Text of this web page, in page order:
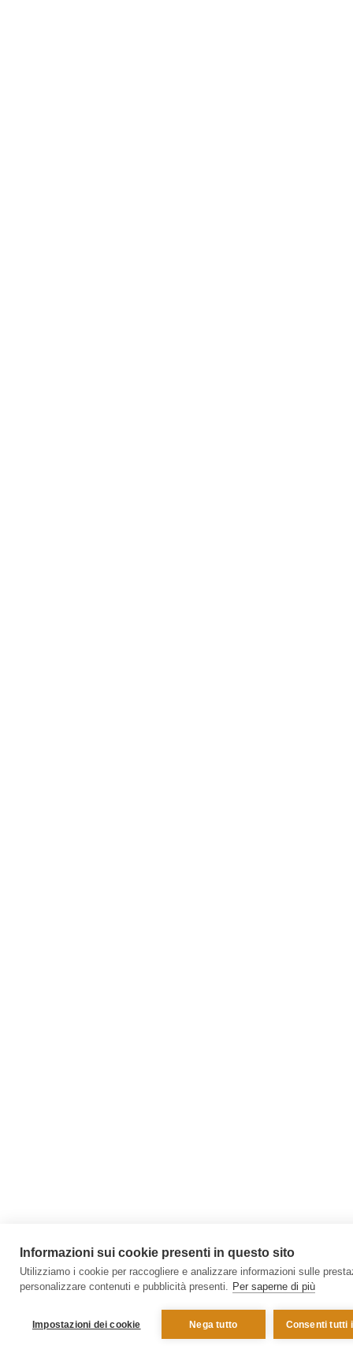
Informazioni sui cookie presenti in questo sito
Utilizziamo i cookie per raccogliere e analizzare informazioni sulle
personalizzare contenuti e pubblicità presenti. Per saperne di più
Impostazioni dei cookie Nega tutto Consenti tutti